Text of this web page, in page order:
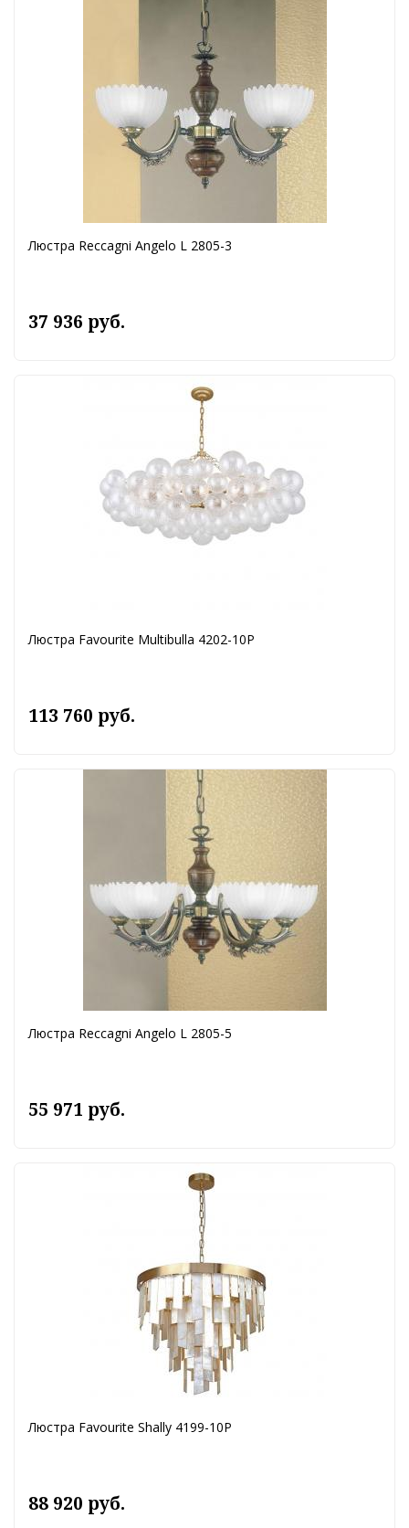
Люстра Reccagni Angelo L 2805-3
37 936 руб.
Люстра Favourite Multibulla 4202-10P
113 760 руб.
Люстра Reccagni Angelo L 2805-5
55 971 руб.
Люстра Favourite Shally 4199-10P
88 920 руб.